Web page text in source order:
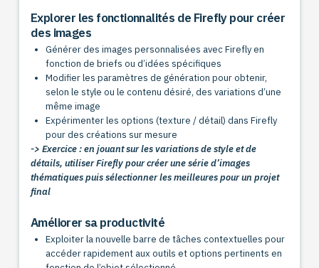
Explorer les fonctionnalités de Firefly pour créer
des images
Générer des images personnalisées avec Firefly en
fonction de briefs ou d’idées spécifiques
Modifier les paramètres de génération pour obtenir,
selon le style ou le contenu désiré, des variations d’une
même image
Expérimenter les options (texture / détail) dans Firefly
pour des créations sur mesure
-> Exercice : en jouant sur les variations de style et de
détails, utiliser Firefly pour créer une série d’images
thématiques puis sélectionner les meilleures pour un projet
final
Améliorer sa productivité
Exploiter la nouvelle barre de tâches contextuelles pour
accéder rapidement aux outils et options pertinents en